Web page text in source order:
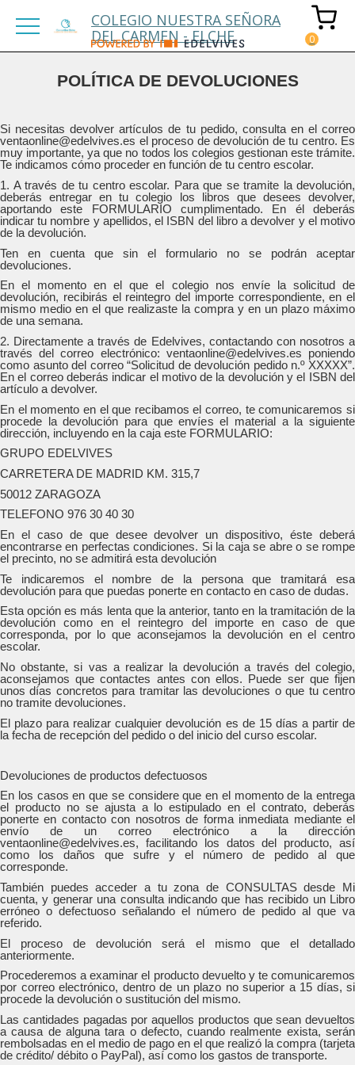
COLEGIO NUESTRA SEÑORA
DEL CARMEN - ELCHE
POLÍTICA DE DEVOLUCIONES
Si necesitas devolver artículos de tu pedido, consulta en el correo
ventaonline@edelvives.es el proceso de devolución de tu centro. Es
muy importante, ya que no todos los colegios gestionan este trámite.
Te indicamos cómo proceder en función de tu centro escolar.
1. A través de tu centro escolar. Para que se tramite la devolución,
deberás entregar en tu colegio los libros que desees devolver,
aportando este FORMULARIO cumplimentado. En él deberás
indicar tu nombre y apellidos, el ISBN del libro a devolver y el motivo
de la devolución.
Ten en cuenta que sin el formulario no se podrán aceptar
devoluciones.
En el momento en el que el colegio nos envíe la solicitud de
devolución, recibirás el reintegro del importe correspondiente, en el
mismo medio en el que realizaste la compra y en un plazo máximo
de una semana.
2. Directamente a través de Edelvives, contactando con nosotros a
través del correo electrónico: ventaonline@edelvives.es poniendo
como asunto del correo “Solicitud de devolución pedido n.º XXXXX”.
En el correo deberás indicar el motivo de la devolución y el ISBN del
artículo a devolver.
En el momento en el que recibamos el correo, te comunicaremos si
procede la devolución para que envíes el material a la siguiente
dirección, incluyendo en la caja este FORMULARIO:
GRUPO EDELVIVES
CARRETERA DE MADRID KM. 315,7
50012 ZARAGOZA
TELEFONO 976 30 40 30
En el caso de que desee devolver un dispositivo, éste deberá
encontrarse en perfectas condiciones. Si la caja se abre o se rompe
el precinto, no se admitirá esta devolución
Te indicaremos el nombre de la persona que tramitará esa
devolución para que puedas ponerte en contacto en caso de dudas.
Esta opción es más lenta que la anterior, tanto en la tramitación de la
devolución como en el reintegro del importe en caso de que
corresponda, por lo que aconsejamos la devolución en el centro
escolar.
No obstante, si vas a realizar la devolución a través del colegio,
aconsejamos que contactes antes con ellos. Puede ser que fijen
unos días concretos para tramitar las devoluciones o que tu centro
no tramite devoluciones.
El plazo para realizar cualquier devolución es de 15 días a partir de
la fecha de recepción del pedido o del inicio del curso escolar.
Devoluciones de productos defectuosos
En los casos en que se considere que en el momento de la entrega
el producto no se ajusta a lo estipulado en el contrato, deberás
ponerte en contacto con nosotros de forma inmediata mediante el
envío de un correo electrónico a la dirección
ventaonline@edelvives.es, facilitando los datos del producto, así
como los daños que sufre y el número de pedido al que
corresponde.
También puedes acceder a tu zona de CONSULTAS desde Mi
cuenta, y generar una consulta indicando que has recibido un Libro
erróneo o defectuoso señalando el número de pedido al que va
referido.
El proceso de devolución será el mismo que el detallado
anteriormente.
Procederemos a examinar el producto devuelto y te comunicaremos
por correo electrónico, dentro de un plazo no superior a 15 días, si
procede la devolución o sustitución del mismo.
Las cantidades pagadas por aquellos productos que sean devueltos
a causa de alguna tara o defecto, cuando realmente exista, serán
rembolsadas en el medio de pago en el que realizó la compra (tarjeta
de crédito/ débito o PayPal), así como los gastos de transporte.